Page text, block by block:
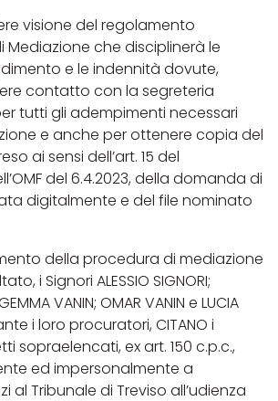
visione del regolamento
Mediazione che disciplinerà le
e le indennità dovute,
contatto con la segreteria
tutti gli adempimenti necessari
e anche per ottenere copia del
ai sensi dell’art. 15 del
del 6.4.2023, della domanda di
digitalmente e del file nominato
della procedura di mediazione
i Signori ALESSIO SIGNORI;
VANIN; OMAR VANIN e LUCIA
i loro procuratori, CITANO i
sopraelencati, ex art. 150 c.p.c.,
ed impersonalmente a
al Tribunale di Treviso all’udienza